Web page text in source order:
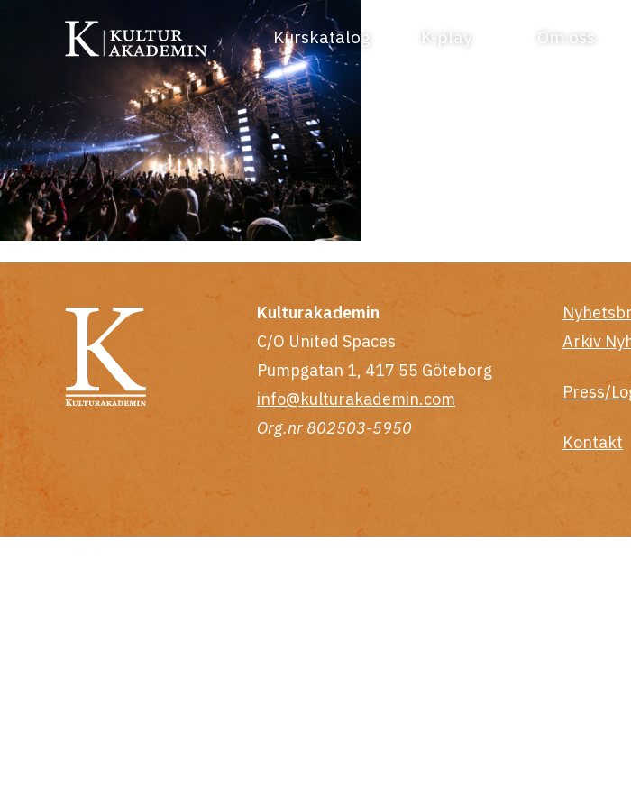
Kurskatalog K-play Om oss
Kulturakademin
C/O United Spaces
Pumpgatan 1, 417 55 Göteborg
info@kulturakademin.com
Org.nr 802503-5950
Arkiv
Press/
Kontakt